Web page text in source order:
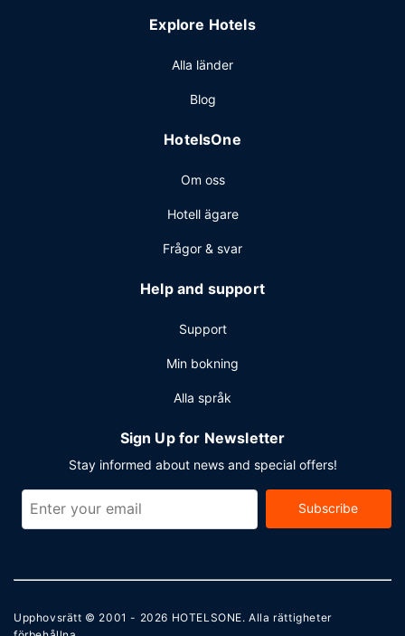
Explore Hotels
Alla länder
Blog
HotelsOne
Om oss
Hotell ägare
Frågor & svar
Help and support
Support
Min bokning
Alla språk
Sign Up for Newsletter
Stay informed about news and special offers!
Subscribe
Upphovsrätt © 2001 - 2026 HOTELSONE. Alla rättigheter